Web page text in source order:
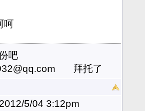
呵
吧
拜托了
2012/5/04 3:12pm